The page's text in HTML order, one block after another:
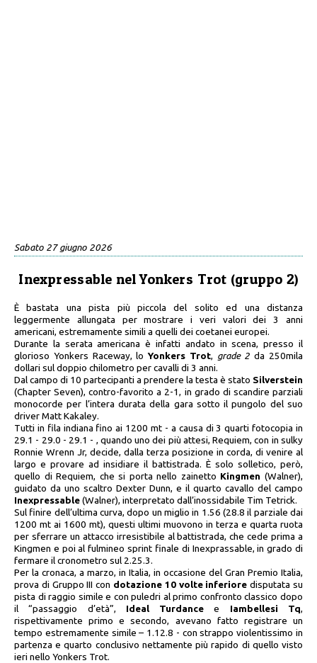
Sabato 27 giugno 2026
Inexpressable nel Yonkers Trot (gruppo 2)
È bastata una pista più piccola del solito ed una distanza
leggermente allungata per mostrare i veri valori dei 3 anni
americani, estremamente simili a quelli dei coetanei europei.
Durante la serata americana è infatti andato in scena, presso il
glorioso Yonkers Raceway, loYonkers Trot, grade 2 da 250mila
dollari sul doppio chilometro per cavalli di 3 anni.
Dal campo di 10 partecipanti a prendere la testa è stato Silverstein
(Chapter Seven), contro-favorito a 2-1, in grado di scandire parziali
monocorde per l’intera durata della gara sotto il pungolo del suo
driver Matt Kakaley.
Tutti in fila indiana fino ai 1200 mt - a causa di 3 quarti fotocopia in
29.1 - 29.0 - 29.1 - , quando uno dei più attesi, Requiem, con in sulky
Ronnie Wrenn Jr, decide, dalla terza posizione in corda, di venire al
largo e provare ad insidiare il battistrada. È solo solletico, però,
quello di Requiem, che si porta nello zainetto Kingmen (Walner),
guidato da uno scaltro Dexter Dunn, e il quarto cavallo del campo
Inexpressable(Walner), interpretato dall’inossidabile Tim Tetrick.
Sul finire dell’ultima curva, dopo un miglio in 1.56 (28.8 il parziale dai
1200 mt ai 1600 mt), questi ultimi muovono in terza e quarta ruota
per sferrare un attacco irresistibile al battistrada, che cede prima a
Kingmen e poi al fulmineo sprint finale di Inexprassable, in grado di
fermare il cronometro sul 2.25.3.
Per la cronaca, a marzo, in Italia, in occasione del Gran Premio Italia,
prova di Gruppo III con dotazione 10 volte inferiore disputata su
pista di raggio simile e con puledri al primo confronto classico dopo
il “passaggio d’età”, Ideal Turdance e Iambellesi Tq,
rispettivamente primo e secondo, avevano fatto registrare un
tempo estremamente simile – 1.12.8 - con strappo violentissimo in
partenza e quarto conclusivo nettamente più rapido di quello visto
ieri nello Yonkers Trot.